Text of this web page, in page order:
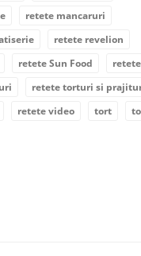
retete mancaruri
retete revelion
retete Sun Food
retete torturi si
retete video tort